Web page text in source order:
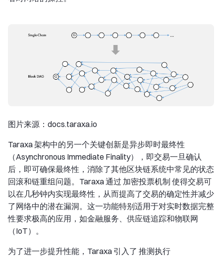
图片来源：docs.taraxa.io
Taraxa 架构中的另一个关键创新是异步即时最终性
（Asynchronous Immediate Finality），即交易一旦确认
后，即可确保最终性，消除了其他区块链系统中常见的状态
回滚和链重组问题。Taraxa 通过 加密投票机制 使得交易可
以在几秒钟内实现最终性，从而提高了交易的确定性并减少
了网络中的潜在漏洞。这一功能特别适用于对实时数据完整
性要求极高的应用，如金融服务、供应链追踪和物联网
（IoT）。
为了进一步提升性能，Taraxa 引入了 推测执行